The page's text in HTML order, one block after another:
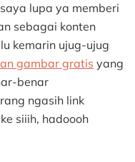
lupa ya memberi
sebagai konten
kemarin ujug-ujug
gambar gratis yang
benar
ngasih link
siiih, hadoooh